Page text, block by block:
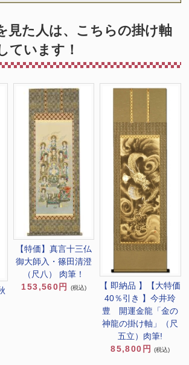
見た人は、こちらの掛け軸
ています！
【特価】真言十三仏
御大師入・篠田清澄
（尺八） 肉筆！
153,560円
(税込)
【 即納品 】【大特価
40％引き 】今井玲
豊 開運金龍「金の
神龍の掛け軸」（尺
五立）肉筆!
85,800円
(税込)